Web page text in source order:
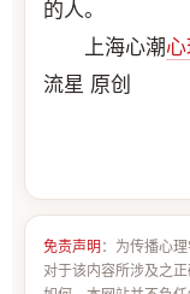
的人。
上海心潮
流星 原创
免责声明 ：为传播心
对于该内容所涉及之